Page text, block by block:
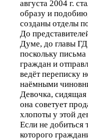
августа 2004 г.
образу и
созданы отделы
До
Думе, до главы
поскольку
граждан и
ведёт переписку
наёмными
Девочка,
она советует
хлопоты у этой
Если не добиться
которого